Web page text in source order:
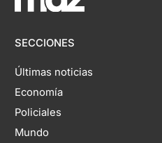
SECCIONES
Últimas noticias
Economía
Policiales
Mundo